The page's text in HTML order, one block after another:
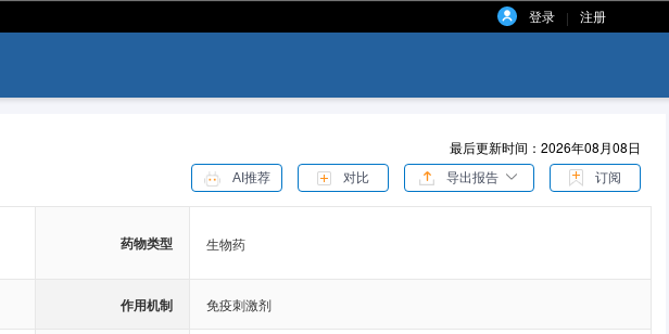
登录 | 注册
最后更新时间：2026年08月08日
AI推荐 对比 导出报告 订阅
药物类型 生物药
作用机制 免疫刺激剂